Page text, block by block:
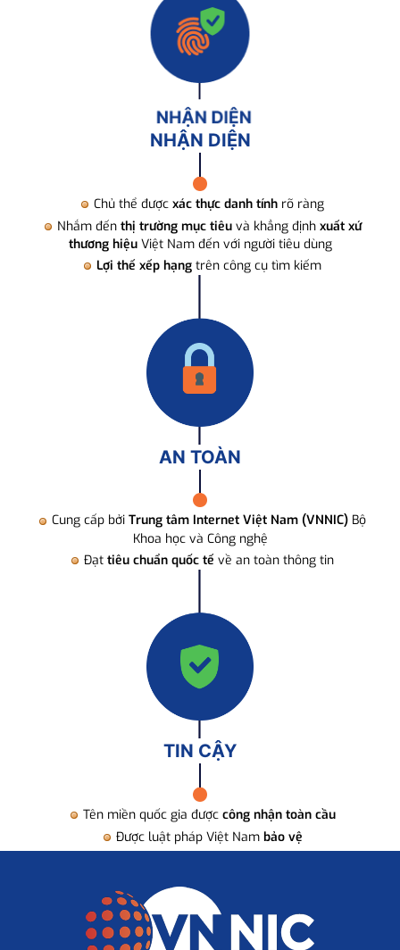
NHẬN DIỆN
Chủ thể được xác thực danh tính rõ ràng
Nhắm đến thị trường mục tiêuvà khẳng định xuất xứ
thương hiệuViệt Nam đến với người tiêu dùng
Lợi thế xếp hạng trên công cụ tìm kiếm
AN TOÀN
Cung cấp bởi Trung tâm Internet Việt Nam (VNNIC) Bộ
Khoa học và Công nghệ
Đạt tiêu chuẩn quốc tế về an toàn thông tin
TIN CẬY
Tên miền quốc gia được công nhận toàn cầu
Được luật pháp Việt Nam bảo vệ